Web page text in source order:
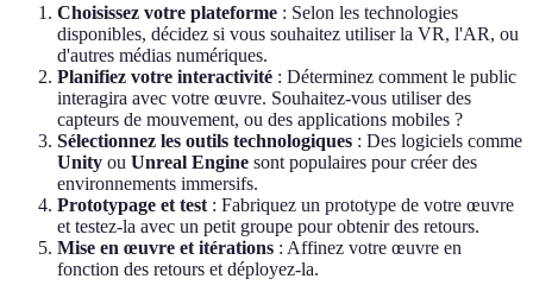
Choisissez votre plateforme : Selon les technologies
disponibles, décidez si vous souhaitez utiliser la VR, l'AR, ou
d'autres médias numériques.
Planifiez votre interactivité : Déterminez comment le public
interagira avec votre œuvre. Souhaitez-vous utiliser des
capteurs de mouvement, ou des applications mobiles ?
Sélectionnez les outils technologiques : Des logiciels comme
Unity ou Unreal Engine sont populaires pour créer des
environnements immersifs.
Prototypage et test : Fabriquez un prototype de votre œuvre
et testez-la avec un petit groupe pour obtenir des retours.
Mise en œuvre et itérations : Affinez votre œuvre en
fonction des retours et déployez-la.